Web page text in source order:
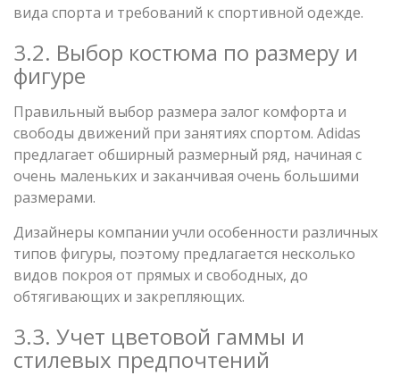
вида спорта и требований к спортивной одежде.
3.2. Выбор костюма по размеру и
фигуре
Правильный выбор размера залог комфорта и
свободы движений при занятиях спортом. Adidas
предлагает обширный размерный ряд, начиная с
очень маленьких и заканчивая очень большими
размерами.
Дизайнеры компании учли особенности различных
типов фигуры, поэтому предлагается несколько
видов покроя от прямых и свободных, до
обтягивающих и закрепляющих.
3.3. Учет цветовой гаммы и
стилевых предпочтений